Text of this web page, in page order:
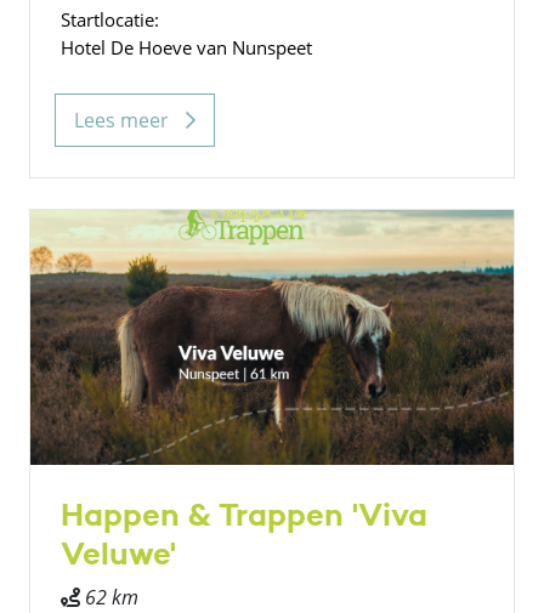
Startlocatie:
Hotel De Hoeve van Nunspeet
Lees meer
Happen & Trappen 'Viva
Veluwe'
62 km